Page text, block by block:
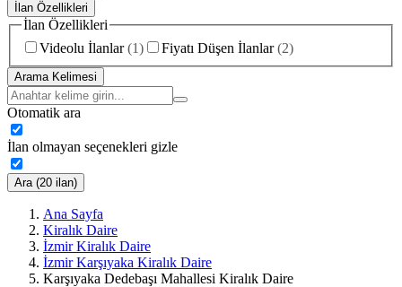
İlan Özellikleri
İlan Özellikleri
Videolu İlanlar (1) Fiyatı Düşen İlanlar (2)
Arama Kelimesi
Otomatik ara
İlan olmayan seçenekleri gizle
Ara (20 ilan)
Ana Sayfa
Kiralık Daire
İzmir Kiralık Daire
İzmir Karşıyaka Kiralık Daire
Karşıyaka Dedebaşı Mahallesi Kiralık Daire